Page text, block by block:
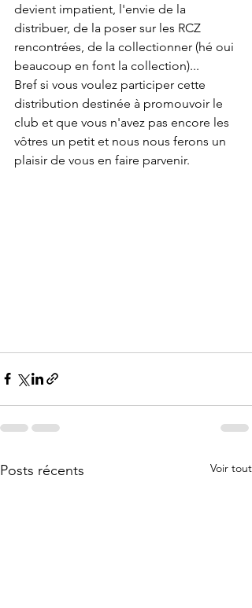
devient impatient, l'envie de la
distribuer, de la poser sur les RCZ
rencontrées, de la collectionner (hé oui
beaucoup en font la collection)...
Bref si vous voulez participer cette
distribution destinée à promouvoir le
club et que vous n'avez pas encore les
vôtres un petit et nous nous ferons un
plaisir de vous en faire parvenir.
Posts récents Voir tout